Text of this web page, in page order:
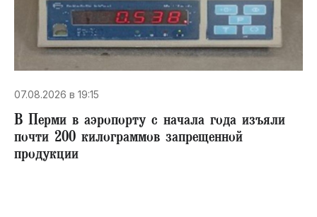
07.08.2026 в 19:15
В Перми в аэропорту с начала года изъяли
почти 200 килограммов запрещенной
продукции